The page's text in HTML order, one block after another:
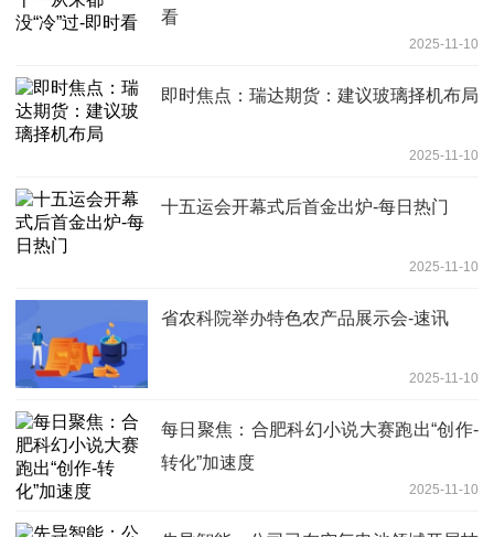
看
2025-11-10
即时焦点：瑞达期货：建议玻璃择机布局
2025-11-10
十五运会开幕式后首金出炉-每日热门
2025-11-10
省农科院举办特色农产品展示会-速讯
2025-11-10
每日聚焦：合肥科幻小说大赛跑出“创作-
转化”加速度
2025-11-10